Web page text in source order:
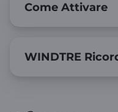
Come Attivare
WINDTRE